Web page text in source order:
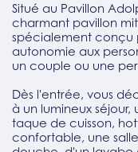
Situé au Pavillon
charmant pavillon
spécialement conçu
autonomie aux
un couple ou une
Dès l'entrée, vous
à un lumineux
taque de cuisson,
confortable, une